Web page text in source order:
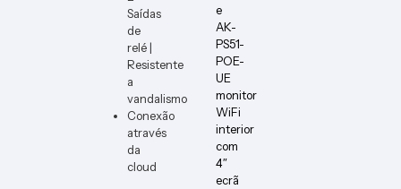
Saídas
de
relé |
Resistente
a
vandalismo
Conexão
através
da
cloud
e
AK-
PS51-
POE-
UE
monitor
WiFi
interior
com
4″
ecrã